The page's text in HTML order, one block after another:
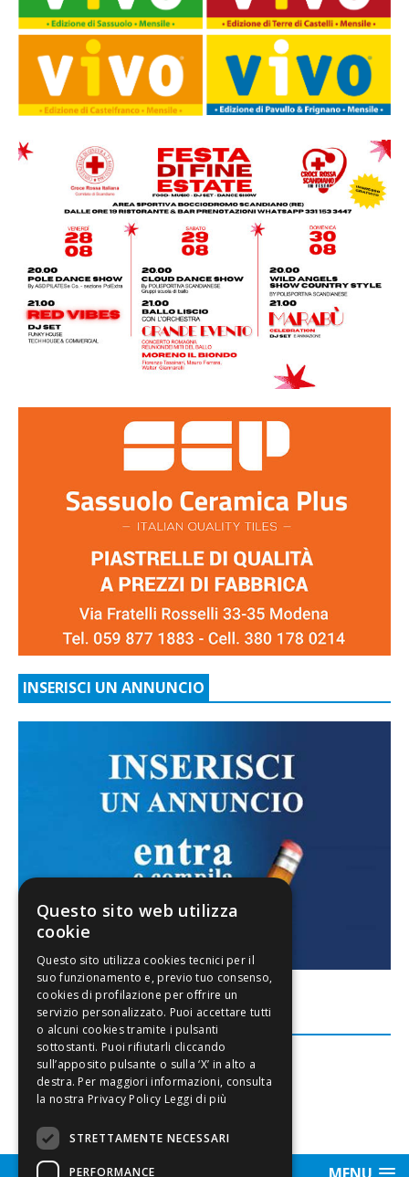
INSERISCI UN ANNUNCIO
FACEBOOK
Questo sito web utilizza
cookie
Leggi di più
STRETTAMENTE NECESSARI
PERFORMANCE